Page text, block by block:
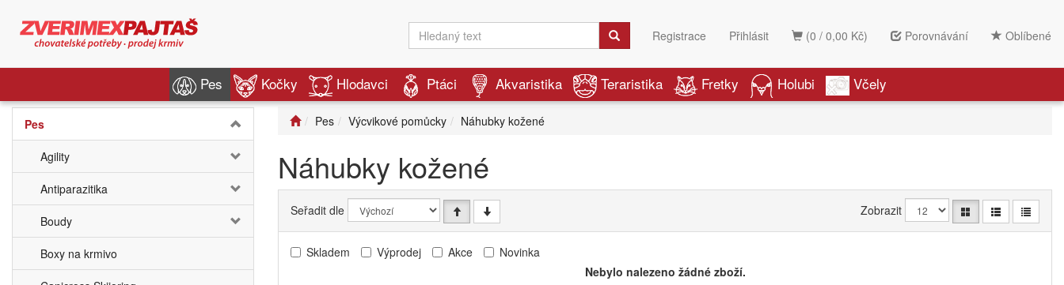
(0 / 0,00 Kč) Porovnávání Oblíbené
Registrace Přihlásit
Pes Kočky Hlodavci Ptáci Akvaristika Teraristika Fretky Holubi Včely
Pes
Agility
Antiparazitika
Boudy
Boxy na krmivo
Pes Výcvikové pomůcky Náhubky kožené
Náhubky kožené
Seřadit dle Zobrazit
Skladem Výprodej Akce
Novinka
Nebylo nalezeno žádné zboží.